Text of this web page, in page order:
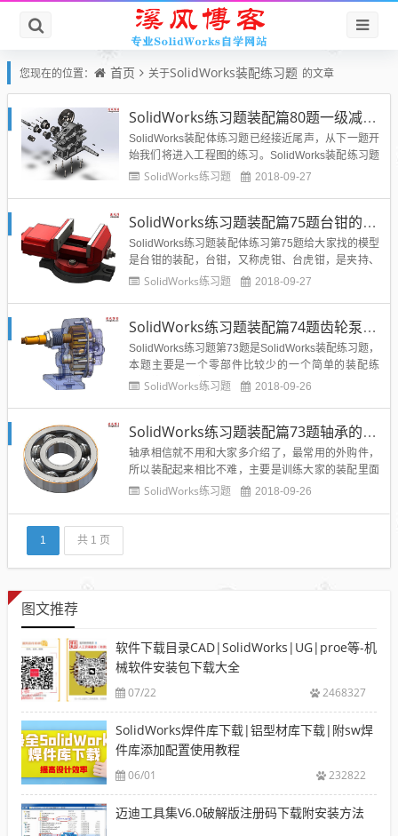
您现在的位置： 首页 关于SolidWorks装配练习题 的文章
SolidWorks练习题装配篇80题一级减速机综合装配练习
SolidWorks装配体练习题已经接近尾声，从下一题开
始我们将进入工程图的练习。SolidWorks装配练习题
第80题选用的大多数大学都会参与的毕业设计或者是
作为SolidWorks装配体练习的一个结业练习...
SolidWorks练习题 2018-09-27
SolidWorks练习题装配篇75题台钳的装配
SolidWorks练习题装配体练习第75题给大家找的模型
是台钳的装配，台钳，又称虎钳、台虎钳，是夹持、
固定工件以便进行加工的一种工具，使用十分广泛。
完成的，比如锯，锉，錾，以及零件的装配和拆
卸。...
SolidWorks练习题 2018-09-27
SolidWorks练习题装配篇74题齿轮泵的装配
SolidWorks练习题第73题是SolidWorks装配练习题，
本题主要是一个零部件比较少的一个简单的装配练
习，练习大家完成整个产品的装配，而不是简单的一
行装配练习：成品图：零部件明细：非常不错的一道
So...
SolidWorks练习题 2018-09-26
SolidWorks练习题装配篇73题轴承的装配
轴承相信就不用和大家多介绍了，最常用的外购件，
所以装配起来相比不难，主要是训练大家的装配里面
的标准配合关系。装配效果图：零部件明细：通过轴
SolidWorks练习题 2018-09-26
1 共 1 页
图文推荐
软件下载目录CAD|SolidWorks|UG|proe等-机
械软件安装包下载大全
07/22 2468327
SolidWorks焊件库下载|铝型材库下载|附sw焊
件库添加配置使用教程
06/01 232822
迈迪工具集V6.0破解版注册码下载附安装方法